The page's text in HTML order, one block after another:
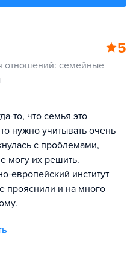
5
отношений: семейные
то, что семья это
нужно учитывать очень
с проблемами,
могу их решить.
европейский институт
прояснили и на много